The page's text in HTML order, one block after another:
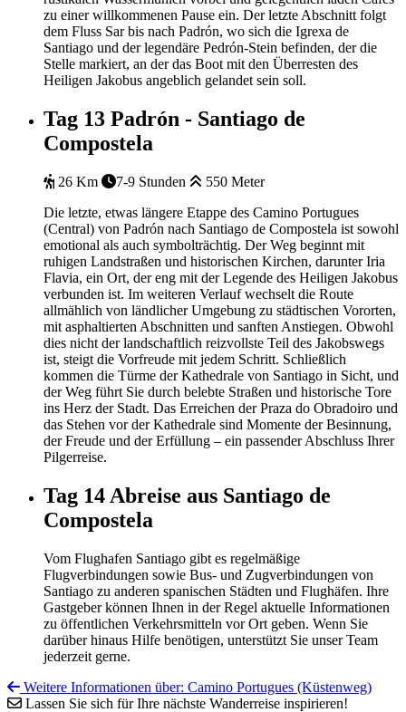
zu einer willkommenen Pause ein. Der letzte Abschnitt folgt
dem Fluss Sar bis nach Padrón, wo sich die Igrexa de
Santiago und der legendäre Pedrón-Stein befinden, der die
Stelle markiert, an der das Boot mit den Überresten des
Heiligen Jakobus angeblich gelandet sein soll.
Tag 13 Padrón - Santiago de
Compostela
26 Km 7-9 Stunden
550 Meter
Die letzte, etwas längere Etappe des Camino Portugues
(Central) von Padrón nach Santiago de Compostela ist sowohl
emotional als auch symbolträchtig. Der Weg beginnt mit
ruhigen Landstraßen und historischen Kirchen, darunter Iria
Flavia, ein Ort, der eng mit der Legende des Heiligen Jakobus
verbunden ist. Im weiteren Verlauf wechselt die Route
allmählich von ländlicher Umgebung zu städtischen Vororten,
mit asphaltierten Abschnitten und sanften Anstiegen. Obwohl
dies nicht der landschaftlich reizvollste Teil des Jakobswegs
ist, steigt die Vorfreude mit jedem Schritt. Schließlich
kommen die Türme der Kathedrale von Santiago in Sicht, und
der Weg führt Sie durch belebte Straßen und historische Tore
ins Herz der Stadt. Das Erreichen der Praza do Obradoiro und
das Stehen vor der Kathedrale sind Momente der Besinnung,
der Freude und der Erfüllung – ein passender Abschluss Ihrer
Pilgerreise.
Tag 14 Abreise aus Santiago de
Compostela
Vom Flughafen Santiago gibt es regelmäßige
Flugverbindungen sowie Bus- und Zugverbindungen von
Santiago zu anderen spanischen Städten und Flughäfen. Ihre
Gastgeber können Ihnen in der Regel aktuelle Informationen
zu öffentlichen Verkehrsmitteln vor Ort geben. Wenn Sie
darüber hinaus Hilfe benötigen, unterstützt Sie unser Team
jederzeit gerne.
Weitere Informationen über: Camino Portugues (Küstenweg)
Lassen Sie sich für Ihre nächste Wanderreise inspirieren!